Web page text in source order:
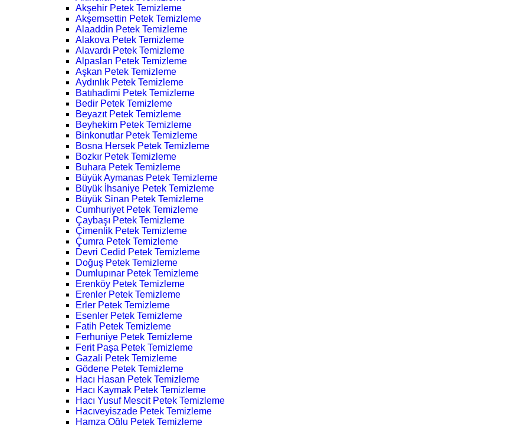
Akşehir Petek Temizleme
Akşemsettin Petek Temizleme
Alaaddin Petek Temizleme
Alakova Petek Temizleme
Alavardı Petek Temizleme
Alpaslan Petek Temizleme
Aşkan Petek Temizleme
Aydınlık Petek Temizleme
Batıhadimi Petek Temizleme
Bedir Petek Temizleme
Beyazıt Petek Temizleme
Beyhekim Petek Temizleme
Binkonutlar Petek Temizleme
Bosna Hersek Petek Temizleme
Bozkır Petek Temizleme
Buhara Petek Temizleme
Büyük Aymanas Petek Temizleme
Büyük İhsaniye Petek Temizleme
Büyük Sinan Petek Temizleme
Cumhuriyet Petek Temizleme
Çaybaşı Petek Temizleme
Çimenlik Petek Temizleme
Çumra Petek Temizleme
Devri Cedid Petek Temizleme
Doğuş Petek Temizleme
Dumlupınar Petek Temizleme
Erenköy Petek Temizleme
Erenler Petek Temizleme
Erler Petek Temizleme
Esenler Petek Temizleme
Fatih Petek Temizleme
Ferhuniye Petek Temizleme
Ferit Paşa Petek Temizleme
Gazali Petek Temizleme
Gödene Petek Temizleme
Hacı Hasan Petek Temizleme
Hacı Kaymak Petek Temizleme
Hacı Yusuf Mescit Petek Temizleme
Hacıveyiszade Petek Temizleme
Hamza Oğlu Petek Temizleme